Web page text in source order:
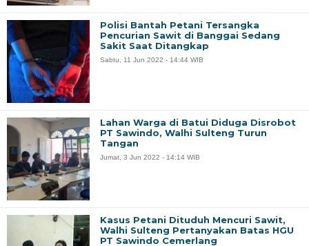
Polisi Bantah Petani Tersangka
Pencurian Sawit di Banggai Sedang
Sakit Saat Ditangkap
Sabtu, 11 Jun 2022 - 14:44 WIB
Lahan Warga di Batui Diduga Disrobot
PT Sawindo, Walhi Sulteng Turun
Tangan
Jumat, 3 Jun 2022 - 14:14 WIB
Kasus Petani Dituduh Mencuri Sawit,
Walhi Sulteng Pertanyakan Batas HGU
PT Sawindo Cemerlang